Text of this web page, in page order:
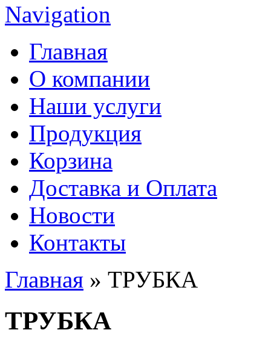
Navigation
Главная
О компании
Наши услуги
Продукция
Корзина
Доставка и Оплата
Новости
Контакты
Вы здесь
Главная » ТРУБКА
ТРУБКА